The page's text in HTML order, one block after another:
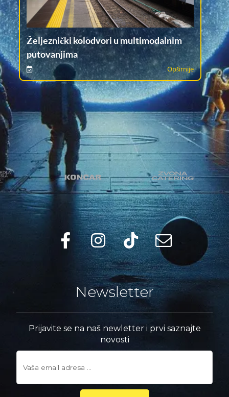
Željeznički kolodvori u multimodalnim
putovanjima
Opširnije
Newsletter
Prijavite se na naš newletter i prvi saznajte
novosti